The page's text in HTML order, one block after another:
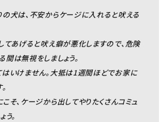
の犬は、不安からケージに入れると吠える
てあげると吠え癖が悪化しますので、危険
は無視をしましょう。
はいけません。大抵は1週間ほどでお家に
そ、ケージから出してやりたくさんコミュ
。